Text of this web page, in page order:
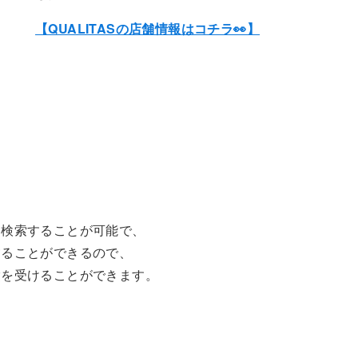
【QUALITASの店舗情報はコチラ👀】
索することが可能で、
ことができるので、
受けることができます。